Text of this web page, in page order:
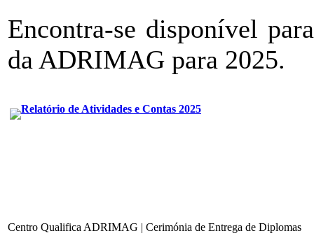
Encontra-se disponível
da ADRIMAG para 2025.
Relatório de Atividades e Contas 2025
Centro Qualifica ADRIMAG | Cerimónia de Entrega de Diplomas